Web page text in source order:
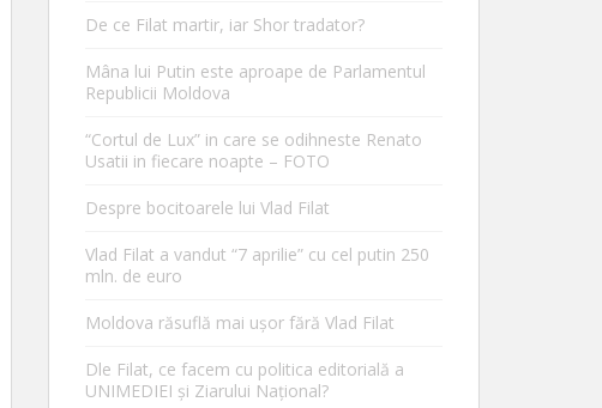
De ce Filat martir, iar Shor tradator?
Mâna lui Putin este aproape de Parlamentul
Republicii Moldova
“Cortul de Lux” in care se odihneste Renato
Usatii in fiecare noapte – FOTO
Despre bocitoarele lui Vlad Filat
Vlad Filat a vandut “7 aprilie” cu cel putin 250
mln. de euro
Moldova răsuflă mai ușor fără Vlad Filat
Dle Filat, ce facem cu politica editorială a
UNIMEDIEI și Ziarului Național?